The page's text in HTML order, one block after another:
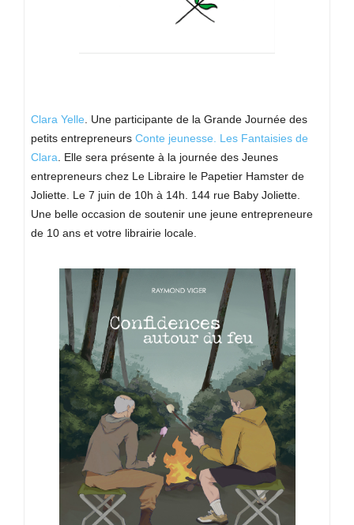
Clara Yelle . Une participante de la Grande Journée des
petits entrepreneurs Conte jeunesse.
Les Fantaisies de
Clara . Elle sera présente à la journée des Jeunes
entrepreneurs chez Le Libraire le Papetier Hamster de
Joliette. Le 7 juin de 10h à 14h. 144 rue Baby Joliette.
Une belle occasion de soutenir une jeune entrepreneure
de 10 ans et votre librairie locale.